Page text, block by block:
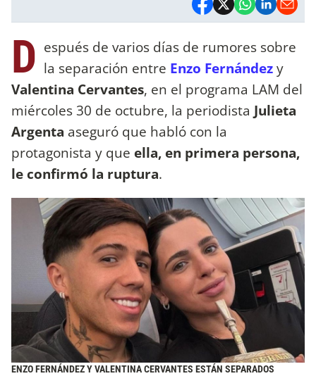
D espués de varios días de rumores sobre
la separación entre Enzo Fernándezy
Valentina Cervantes, en el programa LAM del
miércoles 30 de octubre, la periodista Julieta
Argenta aseguró que habló con la
protagonista y que ella, en primera persona,
le confirmó la ruptura.
ENZO FERNÁNDEZ Y VALENTINA CERVANTES ESTÁN SEPARADOS